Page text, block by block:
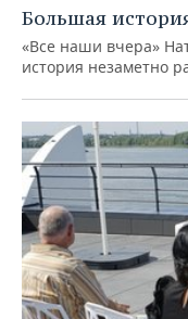
Большая
«Все наши вчера»
история незаметно